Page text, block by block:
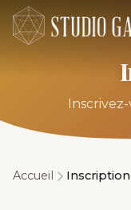
Accueil Inscription